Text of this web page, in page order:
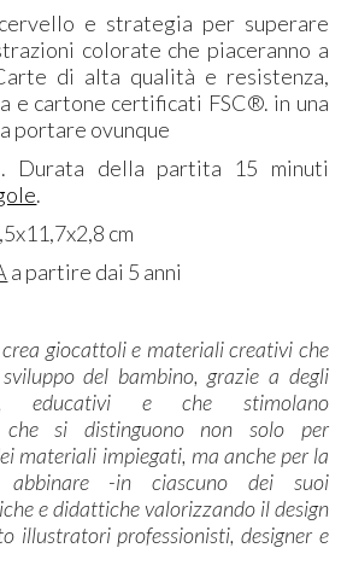
e strategia per superare
colorate che piaceranno a
di alta qualità e resistenza,
e cartone certificati FSC®. in una
portare ovunque
Durata della partita 15 minuti
. ​
,5x11,7x2,8 cm
a partire dai 5 anni
giocattoli e materiali creativi che
del bambino, grazie a degli
educativi e che stimolano
che si distinguono non solo per
materiali impiegati, ma anche per la
-in ciascuno dei suoi
e didattiche valorizzando il design
illustratori professionisti, designer e